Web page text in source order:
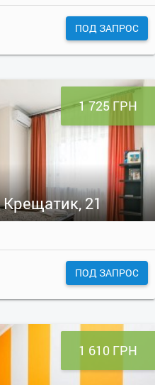
ПОД ЗАПРОС
1 725 ГРН
Крещатик, 21
ПОД ЗАПРОС
1 610 ГРН